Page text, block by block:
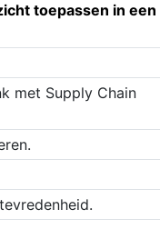
toepassen in
met Supply Chain